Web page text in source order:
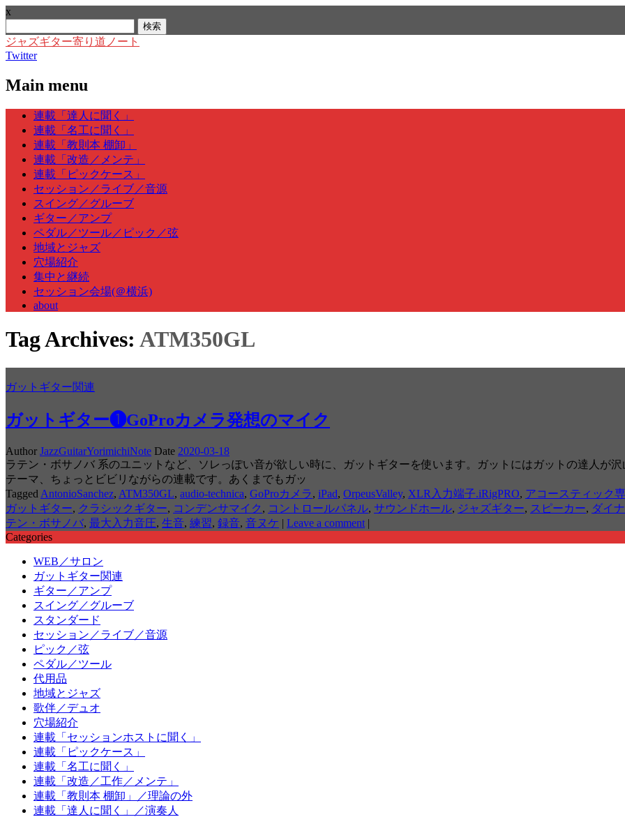
x
索:
ジャズギター寄り道ノート
Twitter
Main menu
Skip
content
連載「達人に聞く」
連載「名工に聞く」
連載「教則本 棚卸」
連載「改造／メンテ」
連載「ピックケース」
セッション／ライブ／音源
スイング／グルーブ
ギター／アンプ
ペダル／ツール／ピック／弦
地域とジャズ
穴場紹介
集中と継続
セッション会場(＠横浜)
about
Tag Archives: ATM350GL
ガットギター関連
ガットギター❶GoProカメラ発想のマイク
Author JazzGuitarYorimichiNote Date 2020-03-18
ラテン・ボサノバ 系のユニットなど、ソレっぽい音が欲しい時に、ガットギターを使います。ガットにはガットの達人が
テーマ、ちょっとビビリながらの連載です。あくまでもガッ
Tagged AntonioSanchez, ATM350GL, audio-technica, GoProカメラ, iPad, OrpeusValley, XLR入力端子.iRigPRO, アコースティック
ガットギター, クラシックギター, コンデンサマイク , コントロールパネル, サウンドホール, ジャズギター, スピーカー, ダイ
テン・ボサノバ, 最大入力音圧, 生音, 練習, 録音, 音ヌケ | Leave a comment |
Categories
WEB／サロン
ガットギター関連
ギター／アンプ
スイング／グルーブ
スタンダード
セッション／ライブ／音源
ピック／弦
ペダル／ツール
代用品
地域とジャズ
歌伴／デュオ
穴場紹介
連載「セッションホストに聞く」
連載「ピックケース」
連載「名工に聞く」
連載「改造／工作／メンテ」
連載「教則本 棚卸」／理論の外
連載「達人に聞く」／演奏人